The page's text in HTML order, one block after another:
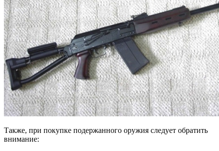
Также, при покупке подержанного оружия следует обратить
внимание: